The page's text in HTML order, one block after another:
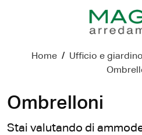
Home / Ufficio e giardino
Ombrelloni
Stai valutando di